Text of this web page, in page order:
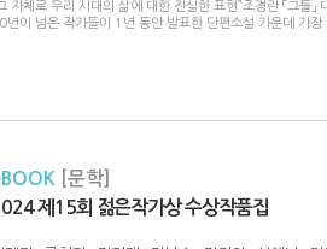
자체로 우리 시대의 삶에 대한 진실한 표현”조경란 「그들
년이 넘은 작가들이 1년 동안 발표한 단편소설 가운데 가장
[문학]
제15회 젊은작가상 수상작품집